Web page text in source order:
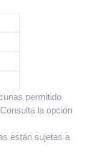
permitido
la opción
están sujetas a